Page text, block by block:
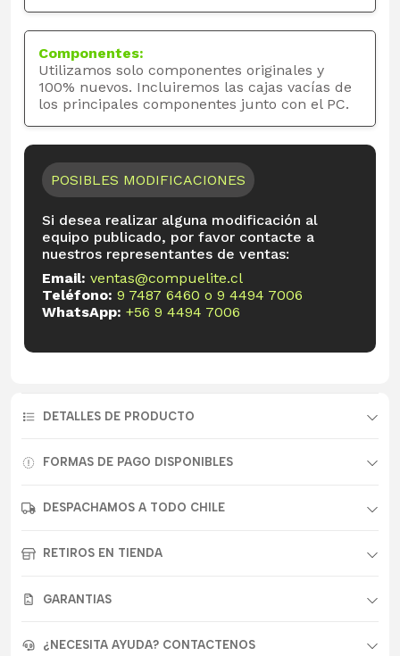
Componentes:
Utilizamos solo componentes originales y
100% nuevos. Incluiremos las cajas vacías de
los principales componentes junto con el PC.
POSIBLES MODIFICACIONES
Si desea realizar alguna modificación al
equipo publicado, por favor contacte a
nuestros representantes de ventas:
Email: ventas@compuelite.cl
Teléfono: 9 7487 6460 o 9 4494 7006
WhatsApp: +56 9 4494 7006
DETALLES DE PRODUCTO
FORMAS DE PAGO DISPONIBLES
DESPACHAMOS A TODO CHILE
RETIROS EN TIENDA
GARANTIAS
¿NECESITA AYUDA? CONTACTENOS